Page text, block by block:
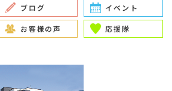
ブログ イベント
お客様の声 応援隊